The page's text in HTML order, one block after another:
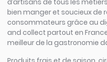
d’artisans de tous les
bien manger et soucieux de
consommateurs grâce au
and collect partout en
meilleur de la gastronomie